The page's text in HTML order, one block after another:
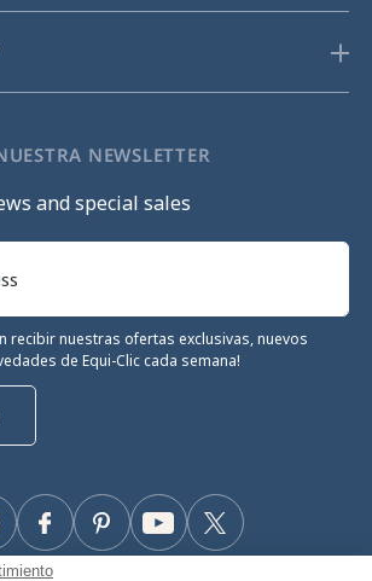
NEWSLETTER
and special sales
recibir nuestras ofertas exclusivas, nuevos
de Equi-Clic cada semana!
Facebook Twitter
YouTube
Pinterest